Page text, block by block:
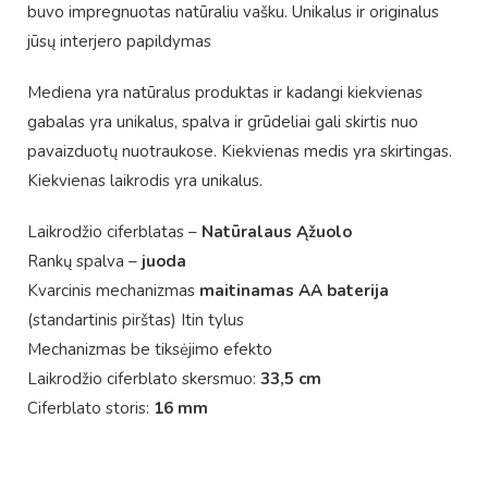
buvo impregnuotas natūraliu vašku. Unikalus ir originalus
jūsų interjero papildymas
Mediena yra natūralus produktas ir kadangi kiekvienas
gabalas yra unikalus, spalva ir grūdeliai gali skirtis nuo
pavaizduotų nuotraukose. Kiekvienas medis yra skirtingas.
Kiekvienas laikrodis yra unikalus.
Laikrodžio ciferblatas – Natūralaus Ąžuolo
Rankų spalva – juoda
Kvarcinis mechanizmas maitinamas AA baterija
(standartinis pirštas) Itin tylus
Mechanizmas be tiksėjimo efekto
Laikrodžio ciferblato skersmuo: 33,5 cm
Ciferblato storis: 16 mm